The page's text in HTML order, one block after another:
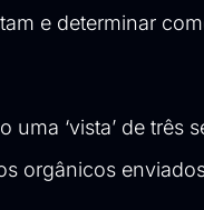
e determinar
‘vista’ de três
orgânicos